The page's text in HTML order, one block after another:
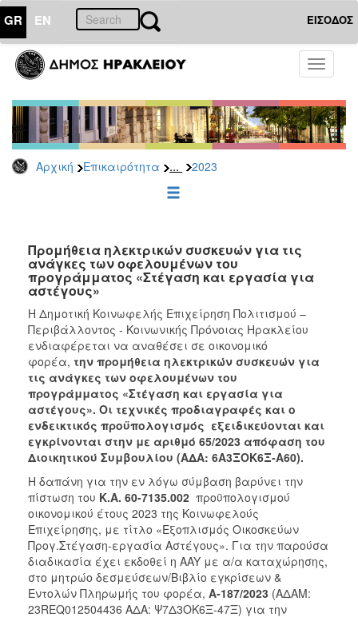
GR EN ΕΙΣΟΔΟΣ
Toggle
Αρχική Επικαιρότητα ... 2023
ΕΠΙΚΑΙΡΟΤΗΤΑ
-
Δημοπρασίες
Αρχείο
2026
2022
2021
2020
2019
2018
2017
2016
2015
2013
ΔΗΜΟΤΗΣ
ΕΠΙΣΚΕΠΤΗΣ
ΗΡΑΚΛΕΙΟ
Προμήθεια ηλεκτρικών συσκευών για τις
ανάγκες των οφελουμένων του
προγράμματος «Στέγαση και εργασία για
αστέγους»
H Δημοτική Κοινωφελής Επιχείρηση Πολιτισμού –
Περιβάλλοντος - Κοινωνικής Πρόνοιας Ηρακλείου
ενδιαφέρεται να αναθέσει σε οικονομικό
φορέα, την προμήθεια ηλεκτρικών συσκευών για
τις ανάγκες των οφελουμένων του
προγράμματος «Στέγαση και εργασία για
αστέγους». Οι τεχνικές προδιαγραφές και ο
ενδεικτικός προϋπολογισμός εξειδικεύονται και
εγκρίνονται στην με αριθμό 65/2023 απόφαση του
Διοικητικού Συμβουλίου (ΑΔΑ: 6Α3ΞΟΚ6Ξ-Α60).
Η δαπάνη για την εν λόγω σύμβαση βαρύνει την
πίστωση του Κ.Α. 60-7135.002 προϋπολογισμού
οικονομικού έτους 2023 της Κοινωφελούς
Επιχείρησης, με τίτλο «Εξοπλισμός Οικοσκεύων
Προγ.Στέγαση-εργασία Αστέγους». Για την παρούσα
διαδικασία έχει εκδοθεί η AAY με α/α καταχώρησης,
στο μητρώο δεσμεύσεων/Βιβλίο εγκρίσεων &
Εντολών Πληρωμής του φορέα, Α-187/2023 (ΑΔΑΜ:
23REQ012504436 ΑΔΑ: Ψ7Δ3ΟΚ6Ξ-47Ξ) για την